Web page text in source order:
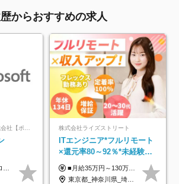
からおすすめの求人
日本マイクロソフト株式会社【ポジションマッチ登録】
す。
株式会社ライズストリート
ITエンジニア*フルリモート
×還元率80～92％*未経験歓
迎*年休134日*月給35万～*
定着率100%
■月給35万円～130万円＋賞与年2回＋各種手当 ※システムエンジニアの経験をお持ちの方は月給41万円以上＋賞与年2回（108万円～）＋手当 ■単価（年収）アップのチャンスは最大年12回 ※残業代は1分単位で100％全額支給。サービス残業などは一切ありません ※試用期間6ヵ月（試用期間中の待遇・給与に差はありません）
東京都_神奈川県_埼玉県_千葉県_大阪府_愛知県_北海道_青森県_岩手県_宮城県_秋田県_山形県_福島県_茨城県_栃木県_群馬県_新潟県_山梨県_長野県_富山県_石川県_福井県_静岡県_岐阜県_三重県_兵庫県_京都府_滋賀県_奈良県_和歌山県_広島県_岡山県_鳥取県_島根県_山口県_徳島県_香川県_愛媛県_高知県_福岡県_熊本県_佐賀県_長崎県_大分県_宮崎県_鹿児島県_沖縄県